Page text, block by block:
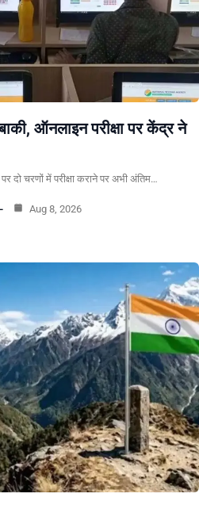
ऑनलाइन परीक्षा पर केंद्र ने
दो चरणों में परीक्षा कराने पर अभी अंतिम…
Aug 8, 2026